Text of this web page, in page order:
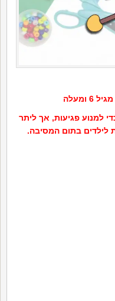
ומעלה
למנוע פגיעות, אך ליתר
לילדים בתום המסיבה.